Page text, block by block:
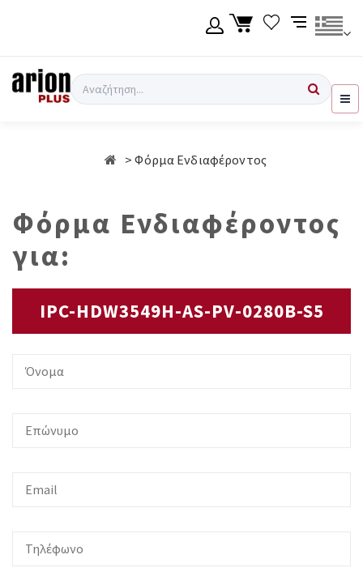
Σύνδεση χρήση
Αναζήτηση
Φόρμα Ενδιαφέροντος
Φόρμα Ενδιαφέροντος
για:
IPC-HDW3549H-AS-PV-0280B-S5